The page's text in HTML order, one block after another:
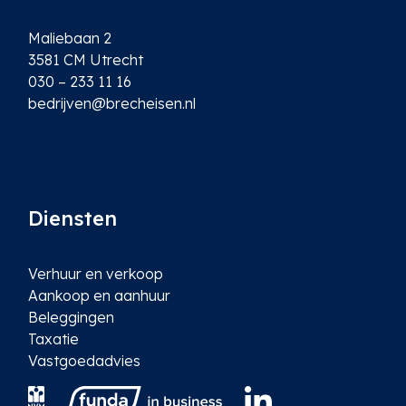
Maliebaan 2
3581 CM Utrecht
030 – 233 11 16
bedrijven@brecheisen.nl
Diensten
Verhuur en verkoop
Aankoop en aanhuur
Beleggingen
Taxatie
Vastgoedadvies